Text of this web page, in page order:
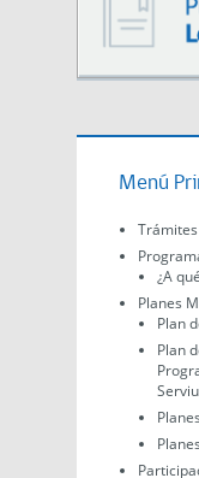
Menú
¿A
Planes
Plan
Plan
Serviu